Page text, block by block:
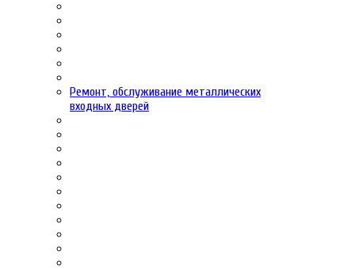
Ремонт, обслуживание металлических
входных дверей